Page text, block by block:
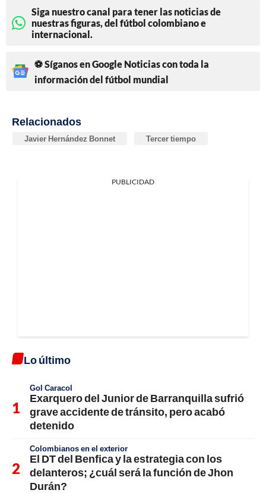
Siga nuestro canal para tener las noticias de
nuestras figuras, del fútbol colombiano e
internacional.
⚽ Síganos en Google Noticias con toda la
información del fútbol mundial
Relacionados
Javier Hernández Bonnet Tercer tiempo
PUBLICIDAD
Lo último
Gol Caracol
Exarquero del Junior de Barranquilla sufrió
grave accidente de tránsito, pero acabó
detenido
Colombianos en el exterior
El DT del Benfica y la estrategia con los
delanteros; ¿cuál será la función de Jhon
Durán?